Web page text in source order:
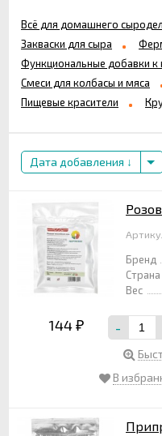
Всё для домашнего
Закваски для сыра
Функциональные добавки к
Смеси для колбасы и мяса
Пищевые красители
Дата добавления
Бренд
Вес
144 ₽ -
В